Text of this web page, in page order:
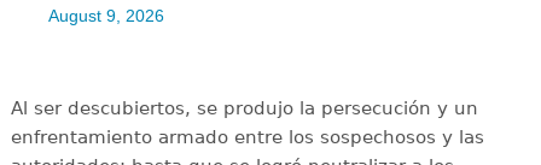
August 9, 2026
Al ser descubiertos, se produjo la persecución y un
enfrentamiento armado entre los sospechosos y las